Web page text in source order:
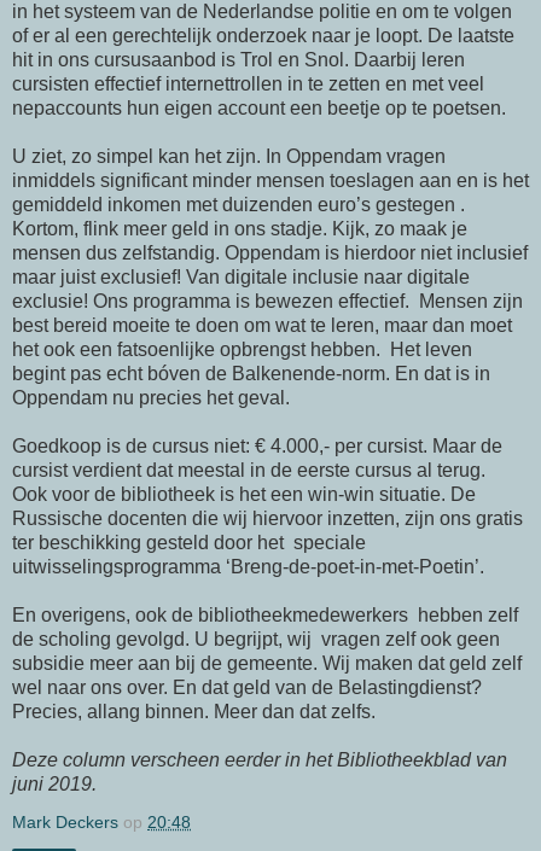
in het systeem van de Nederlandse politie en om te volgen
of er al een gerechtelijk onderzoek naar je loopt. De laatste
hit in ons cursusaanbod is Trol en Snol. Daarbij leren
cursisten effectief internettrollen in te zetten en met veel
nepaccounts hun eigen account een beetje op te poetsen.
U ziet, zo simpel kan het zijn. In Oppendam vragen
inmiddels significant minder mensen toeslagen aan en is het
gemiddeld inkomen met duizenden euro’s gestegen .
Kortom, flink meer geld in ons stadje. Kijk, zo maak je
mensen dus zelfstandig. Oppendam is hierdoor niet inclusief
maar juist exclusief! Van digitale inclusie naar digitale
exclusie! Ons programma is bewezen effectief. Mensen zijn
best bereid moeite te doen om wat te leren, maar dan moet
het ook een fatsoenlijke opbrengst hebben. Het leven
begint pas echt bóven de Balkenende-norm. En dat is in
Oppendam nu precies het geval.
Goedkoop is de cursus niet: € 4.000,- per cursist. Maar de
cursist verdient dat meestal in de eerste cursus al terug.
Ook voor de bibliotheek is het een win-win situatie. De
Russische docenten die wij hiervoor inzetten, zijn ons gratis
ter beschikking gesteld door het speciale
uitwisselingsprogramma ‘Breng-de-poet-in-met-Poetin’.
En overigens, ook de bibliotheekmedewerkers hebben zelf
de scholing gevolgd. U begrijpt, wij vragen zelf ook geen
subsidie meer aan bij de gemeente. Wij maken dat geld zelf
wel naar ons over. En dat geld van de Belastingdienst?
Precies, allang binnen. Meer dan dat zelfs.
Deze column verscheen eerder in het Bibliotheekblad van
juni 2019.
Mark Deckers op 20:48